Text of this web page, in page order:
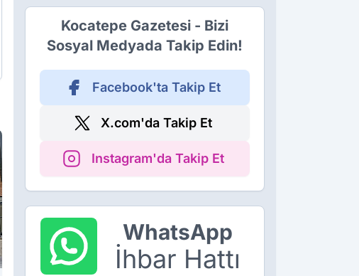
Kocatepe Gazetesi - Bizi
Sosyal Medyada Takip Edin!
Facebook'ta Takip Et
X.com'da Takip Et
Instagram'da Takip Et
WhatsApp
İhbar Hattı